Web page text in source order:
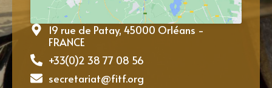
19 rue de Patay, 45000 Orléans -
FRANCE
+33(0)2 38 77 08 56
secretariat@fitf.org